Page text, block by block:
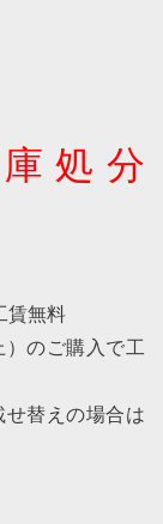
処分
賃無料
のご購入で工
替えの場合は